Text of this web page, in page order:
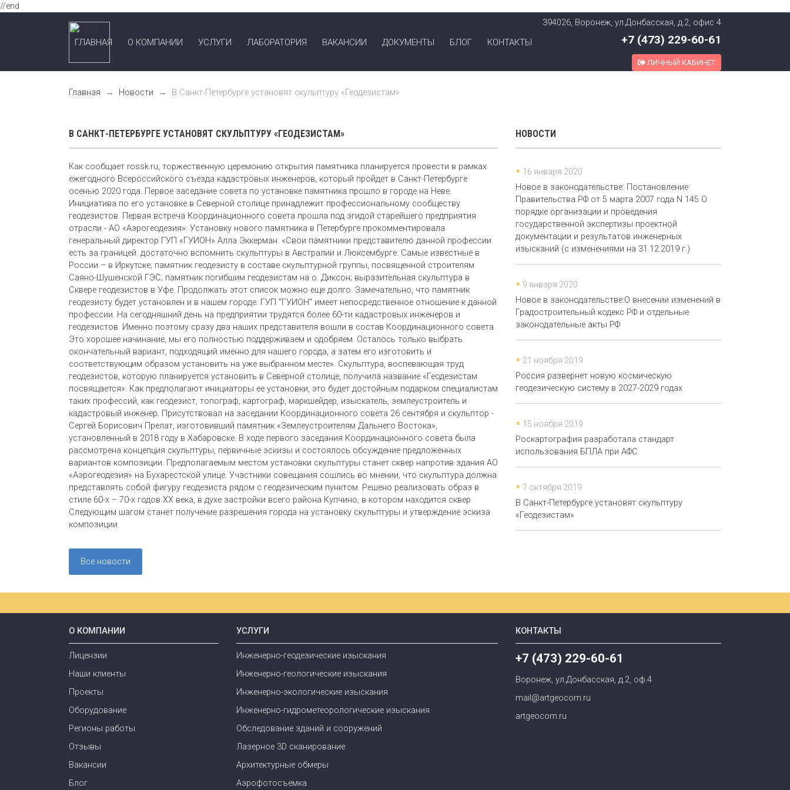
//end
394026, Воронеж, ул.Донбасская, д.2, офис 4
+7 (473) 229-60-61
ЛИЧНЫЙ КАБИНЕТ
ГЛАВНАЯ О КОМПАНИИ УСЛУГИ ЛАБОРАТОРИЯ ВАКАНСИИ ДОКУМЕНТЫ БЛОГ КОНТАКТЫ
Главная Новости В Санкт-Петербурге установят скульптуру «Геодезистам»
В САНКТ-ПЕТЕРБУРГЕ УСТАНОВЯТ СКУЛЬПТУРУ «ГЕОДЕЗИСТАМ»
Как сообщает rossk.ru, торжественную церемонию открытия памятника планируется провести в рамках
ежегодного Всероссийского съезда кадастровых инженеров, который пройдет в Санкт-Петербурге
осенью 2020 года. Первое заседание совета по установке памятника прошло в городе на Неве.
Инициатива по его установке в Северной столице принадлежит профессиональному сообществу
геодезистов. Первая встреча Координационного совета прошла под эгидой старейшего предприятия
отрасли - АО «Аэрогеодезия». Установку нового памятника в Петербурге прокомментировала
генеральный директор ГУП «ГУИОН» Алла Эккерман: «Свои памятники представителю данной профессии
есть за границей: достаточно вспомнить скульптуры в Австралии и Люксембурге. Самые известные в
России – в Иркутске; памятник геодезисту в составе скульптурной группы, посвященной строителям
Саяно-Шушенской ГЭС; памятник погибшим геодезистам на о. Диксон; выразительная скульптура в
Сквере геодезистов в Уфе. Продолжать этот список можно еще долго. Замечательно, что памятник
геодезисту будет установлен и в нашем городе. ГУП "ГУИОН" имеет непосредственное отношение к данной
профессии. На сегодняшний день на предприятии трудятся более 60-ти кадастровых инженеров и
геодезистов. Именно поэтому сразу два наших представителя вошли в состав Координационного совета.
Это хорошее начинание, мы его полностью поддерживаем и одобряем. Осталось только выбрать
окончательный вариант, подходящий именно для нашего города, а затем его изготовить и
соответствующим образом установить на уже выбранном месте». Скульптура, воспевающая труд
геодезистов, которую планируется установить в Северной столице, получила название «Геодезистам
посвящается». Как предполагают инициаторы ее установки, это будет достойным подарком специалистам
таких профессий, как геодезист, топограф, картограф, маркшейдер, изыскатель, землеустроитель и
кадастровый инженер. Присутствовал на заседании Координационного совета 26 сентября и скульптор -
Сергей Борисович Прелат, изготовивший памятник «Землеустроителям Дальнего Востока»,
установленный в 2018 году в Хабаровске. В ходе первого заседания Координационного совета была
рассмотрена концепция скульптуры, первичные эскизы и состоялось обсуждение предложенных
вариантов композиции. Предполагаемым местом установки скульптуры станет сквер напротив здания АО
«Аэрогеодезия» на Бухарестской улице. Участники совещания сошлись во мнении, что скульптура должна
представлять собой фигуру геодезиста рядом с геодезическим пунктом. Решено реализовать образ в
стиле 60-х – 70-х годов ХХ века, в духе застройки всего района Купчино, в котором находится сквер.
Следующим шагом станет получение разрешения города на установку скульптуры и утверждение эскиза
композиции.
Все новости
НОВОСТИ
16 января 2020
Новое в законодательстве: Постановление
Правительства РФ от 5 марта 2007 года N 145 О
порядке организации и проведения
государственной экспертизы проектной
документации и результатов инженерных
изысканий (с изменениями на 31.12.2019 г.)
9 января 2020
Новое в законодательстве:О внесении изменений в
Градостроительный кодекс РФ и отдельные
законодательные акты РФ
21 ноября 2019
Россия развернет новую космическую
геодезическую систему в 2027-2029 годах
15 ноября 2019
Роскартография разработала стандарт
использования БПЛА при АФС
7 октября 2019
В Санкт-Петербурге установят скульптуру
«Геодезистам»
О КОМПАНИИ
Лицензии
Наши клиенты
Проекты
Оборудование
Регионы работы
Отзывы
Вакансии
Блог
УСЛУГИ
Инженерно-геодезические изыскания
Инженерно-геологические изыскания
Инженерно-экологические изыскания
Инженерно-гидрометеорологические изыскания
Обследование зданий и сооружений
Лазерное 3D сканирование
Архитектурные обмеры
Аэрофотосъемка
КОНТАКТЫ
+7 (473) 229-60-61
Воронеж, ул.Донбасская, д.2, оф.4
mail@artgeocom.ru
artgeocom.ru